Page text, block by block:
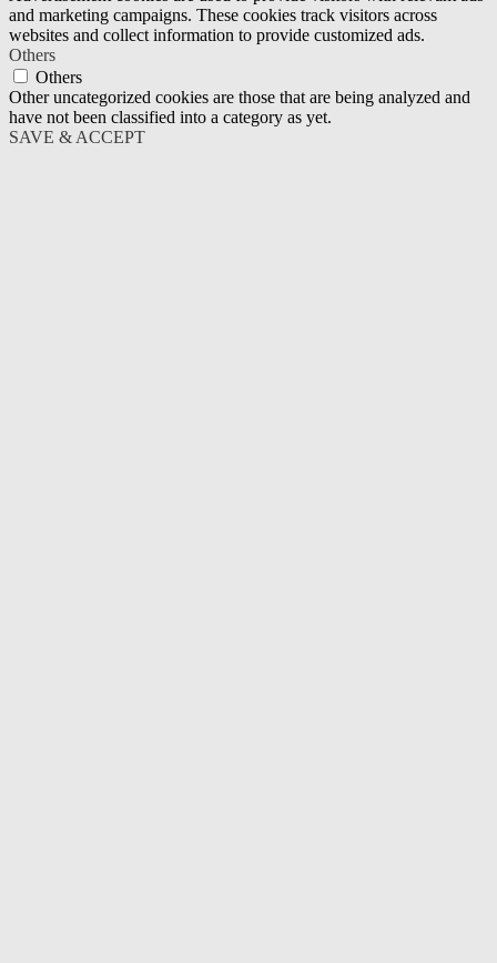
and marketing campaigns. These cookies track visitors across
websites and collect information to provide customized ads.
Others
Others
Other uncategorized cookies are those that are being analyzed and
have not been classified into a category as yet.
SAVE & ACCEPT